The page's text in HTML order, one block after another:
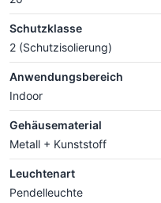
Schutzklasse
2 (Schutzisolierung)
Anwendungsbereich
Indoor
Gehäusematerial
Metall + Kunststoff
Leuchtenart
Pendelleuchte